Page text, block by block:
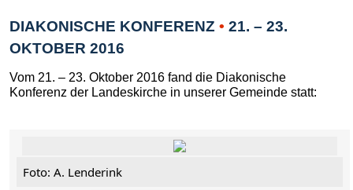
DIAKONISCHE KONFERENZ • 21. – 23.
OKTOBER 2016
Vom 21. – 23. Oktober 2016 fand die Diakonische
Konferenz der Landeskirche in unserer Gemeinde statt:
Foto: A. Lenderink